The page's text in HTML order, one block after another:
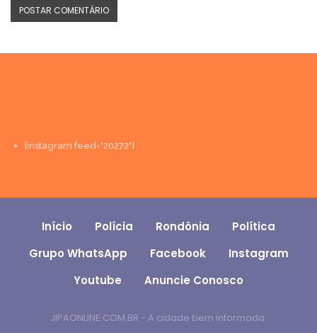
[instagram feed="20272"]
Início Polícia Rondônia
Política
Grupo WhatsApp
Facebook
Instagram
Youtube
Anuncie Conosco
JIPAONLINE.COM.BR - A cidade bem informada.